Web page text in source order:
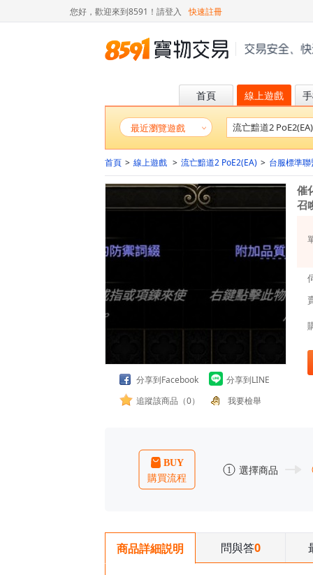
您好，歡迎來到8591！ 請登入 快速註冊
首頁 線上遊戲
最近瀏覽遊戲
首頁 > 線上遊戲 > 流亡黯道2 PoE2(EA) > 台服標準聯
分享到Facebook
分享到LINE
追蹤該商品（0）
我要檢舉
催
召
商品詳細説明 問與答0